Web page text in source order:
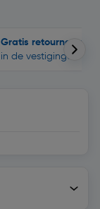
Gratis retourneren
in de vestigingen